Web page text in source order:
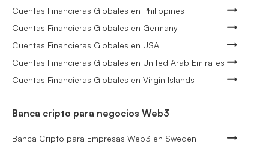
Cuentas Financieras Globales en Philippines
Cuentas Financieras Globales en Germany
Cuentas Financieras Globales en USA
Cuentas Financieras Globales en United Arab Emirates
Cuentas Financieras Globales en Virgin Islands
Banca cripto para negocios Web3
Banca Cripto para Empresas Web3 en Sweden